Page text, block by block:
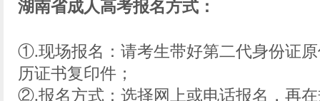
湖南省成人高考报名方式：
①.现场报名：请考生带好第二代身份证
历证书复印件；
②.报名方式：选择网上或电话报名，再